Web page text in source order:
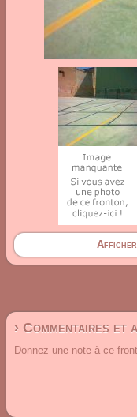
Afficher
› Commentaires et
Donnez une note à ce